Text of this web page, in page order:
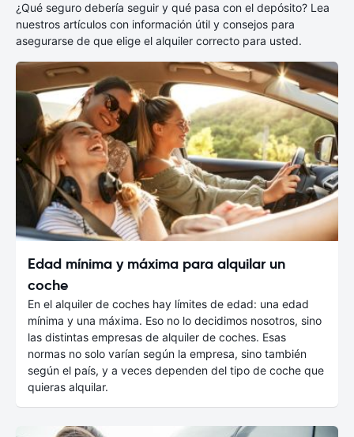
¿Qué seguro debería seguir y qué pasa con el depósito? Lea
nuestros artículos con información útil y consejos para
asegurarse de que elige el alquiler correcto para usted.
Edad mínima y máxima para alquilar un
coche
En el alquiler de coches hay límites de edad: una edad
mínima y una máxima. Eso no lo decidimos nosotros, sino
las distintas empresas de alquiler de coches. Esas
normas no solo varían según la empresa, sino también
según el país, y a veces dependen del tipo de coche que
quieras alquilar.